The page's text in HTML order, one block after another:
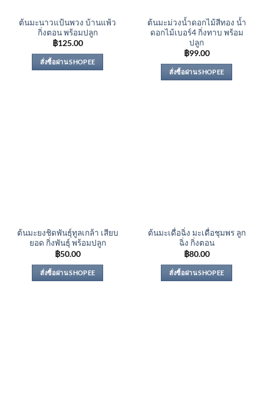
ต้นมะนาวแป้นพวง บ้านแพ้ว
กิ่งตอน พร้อมปลูก
฿125.00
สั่งซื้อผ่าน SHOPEE
ต้นมะม่วงน้ำดอกไม้สีทอง น้ำ
ดอกไม้เบอร์4 กิ่งทาบ พร้อม
ปลูก
฿99.00
สั่งซื้อผ่าน SHOPEE
ต้นมะยงชิดพันธุ์ทูลเกล้า เสียบ
ยอด กิ่งพันธุ์ พร้อมปลูก
฿50.00
สั่งซื้อผ่าน SHOPEE
ต้นมะเดื่อฉิ่ง มะเดื่อชุมพร ลูก
ฉิ่ง กิ่งตอน
฿80.00
สั่งซื้อผ่าน SHOPEE